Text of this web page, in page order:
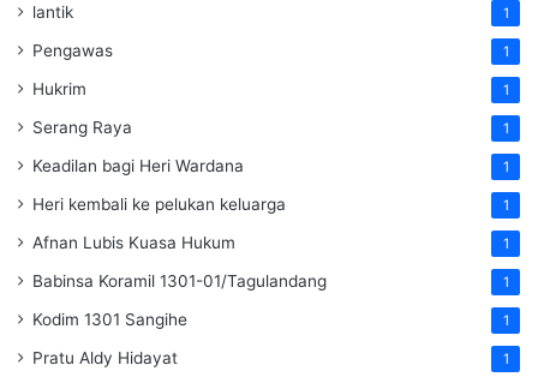
lantik 1
Pengawas 1
Hukrim 1
Serang Raya 1
Keadilan bagi Heri Wardana 1
Heri kembali ke pelukan keluarga 1
Afnan Lubis Kuasa Hukum 1
Babinsa Koramil 1301-01/Tagulandang 1
Kodim 1301 Sangihe 1
Pratu Aldy Hidayat 1